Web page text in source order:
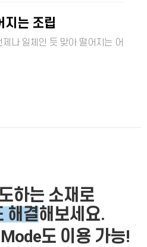
지는 조립
나 일체인 듯 맞아 떨어지는 어
하는 소재로
해결해보세요.
도 이용 가능!